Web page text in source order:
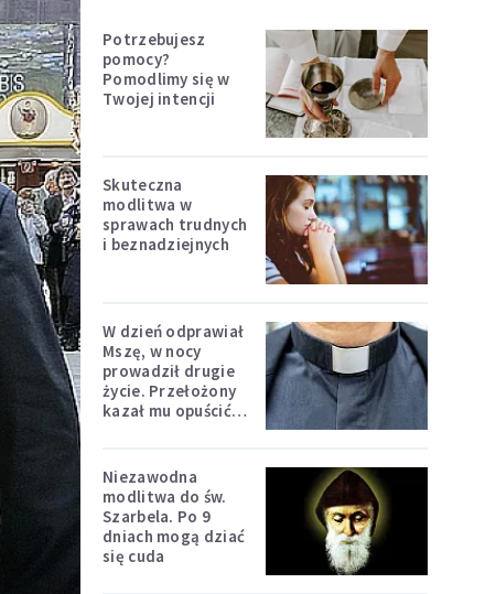
Potrzebujesz
pomocy?
Pomodlimy się w
Twojej intencji
Skuteczna
modlitwa w
sprawach trudnych
i beznadziejnych
W dzień odprawiał
Mszę, w nocy
prowadził drugie
życie. Przełożony
kazał mu opuścić
Niezawodna
modlitwa do św.
Szarbela. Po 9
dniach mogą dziać
się cuda